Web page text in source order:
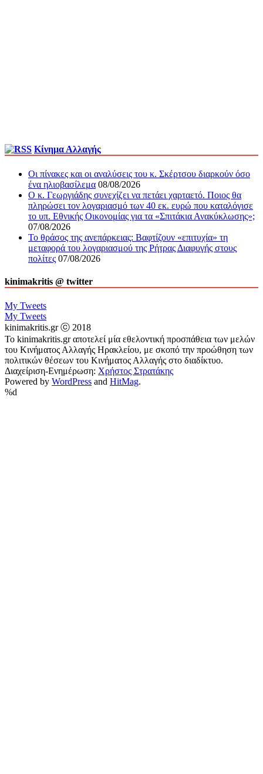
Κίνημα Αλλαγής
Οι πίνακες και οι αναλύσεις του κ. Σκέρτσου διαρκούν όσο
ένα ηλιοβασίλεμα 08/08/2026
Ο κ. Γεωργιάδης συνεχίζει να πετάει χαρταετό. Ποιος θα
πληρώσει τον λογαριασμό των 40 εκ. ευρώ που καταλόγισε
το υπ. Εθνικής Οικονομίας για τα «Σπιτάκια Ανακύκλωσης»;
07/08/2026
Το θράσος της ανεπάρκειας: Βαφτίζουν «επιτυχία» τη
μεταφορά του λογαριασμού της Ρήτρας Διαφυγής στους
πολίτες 07/08/2026
kinimakritis @ twitter
My Tweets
My Tweets
kinimakritis.gr ⓒ 2018
Το kinimakritis.gr αποτελεί μία εθελοντική προσπάθεια των μελών
του Κινήματος Αλλαγής Ηρακλείου, με σκοπό την προώθηση των
πολιτικών θέσεων του Κινήματος Αλλαγής στο διαδίκτυο.
Διαχείριση-Ενημέρωση: Χρήστος Στρατάκης
Powered by WordPress and HitMag.
%d